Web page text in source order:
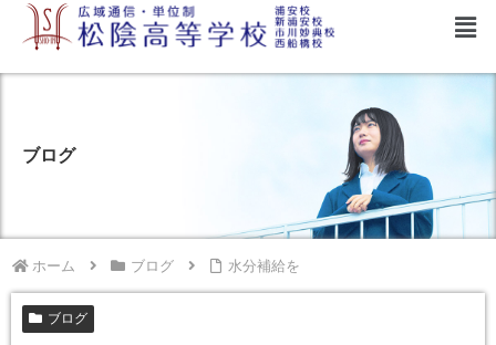
ブログ
ホーム ブログ 水分補給を
ブログ